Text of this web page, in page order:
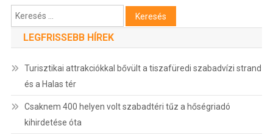
Keresés:
LEGFRISSEBB HÍREK
Turisztikai attrakciókkal bővült a tiszafüredi szabadvízi strand
és a Halas tér
Csaknem 400 helyen volt szabadtéri tűz a hőségriadó
kihirdetése óta